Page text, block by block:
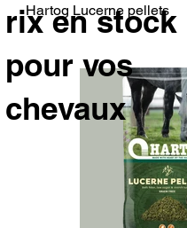
rix en stock
pour vos
chevaux
Hartog Lucerne pellets